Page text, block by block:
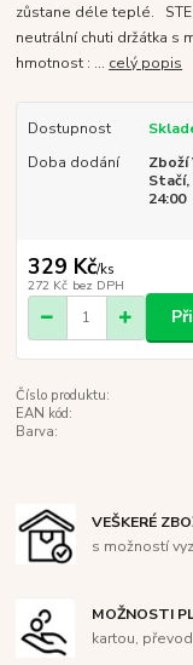
zůstane déle teplé.
neutrální chuti držátka
hmotnost : ... celý popis
Dostupnost
Doba dodání
Zboží
24:00
329 Kč/ks
272 Kč bez DPH
Číslo produktu:
EAN kód:
Barva:
VEŠKERÉ
s možností
MOŽNOSTI
kartou,